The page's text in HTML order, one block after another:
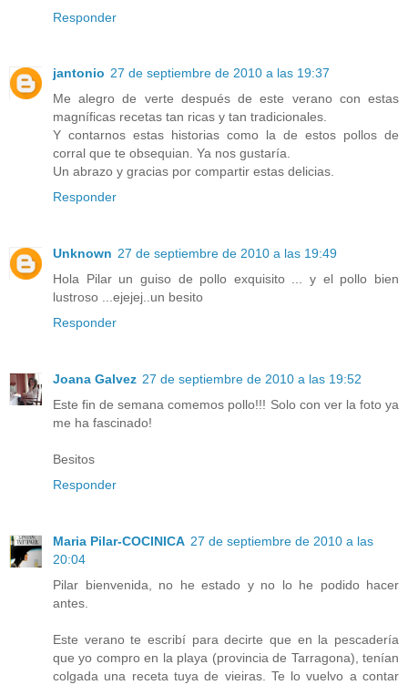
Responder
jantonio 27 de septiembre de 2010 a las 19:37
Me alegro de verte después de este verano con estas
magníficas recetas tan ricas y tan tradicionales.
Y contarnos estas historias como la de estos pollos de
corral que te obsequian. Ya nos gustaría.
Un abrazo y gracias por compartir estas delicias.
Responder
Unknown 27 de septiembre de 2010 a las 19:49
Hola Pilar un guiso de pollo exquisito ... y el pollo bien
lustroso ...ejejej..un besito
Responder
Joana Galvez 27 de septiembre de 2010 a las 19:52
Este fin de semana comemos pollo!!! Solo con ver la foto ya
me ha fascinado!
Besitos
Responder
Maria Pilar-COCINICA 27 de septiembre de 2010 a las
20:04
Pilar bienvenida, no he estado y no lo he podido hacer
antes.
Este verano te escribí para decirte que en la pescadería
que yo compro en la playa (provincia de Tarragona), tenían
colgada una receta tuya de vieiras. Te lo vuelvo a contar